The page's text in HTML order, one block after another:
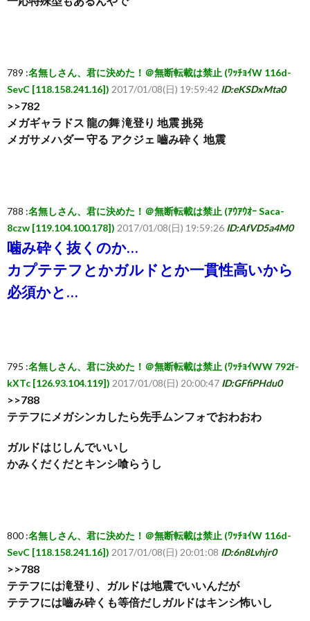
789 :名無しさん、君に決めた！＠無断転載は禁止 (ﾜｯﾁｮｲW 116d-
SevC [118.158.241.16]) 2017/01/08(日) 19:59:42 ID:eKSDxMta0
>>782
メガギャラドス 龍の舞 滝登り 地震 挑発
メガサメハダー 守る アクジェ 嚙み砕く 地震
788 :名無しさん、君に決めた！＠無断転載は禁止 (ｱｳｱｳｵｰ Saca-
8czw [119.104.100.178]) 2017/01/08(日) 19:59:26 ID:AfVD5a4M0
噛み砕く抜くのか…
カプテテフとかガルドとか一貫性高いから
必須かと…
795 :名無しさん、君に決めた！＠無断転載は禁止 (ﾜｯﾁｮｲWW 792f-
kXTc [126.93.104.119]) 2017/01/08(日) 20:00:47 ID:GFfiPHdu0
>>788
テテフにメガシンカしたら先手ムンフォでおわおわ
ガルドはじしんでいいし
かみくだくだとキンシ喰らうし
800 :名無しさん、君に決めた！＠無断転載は禁止 (ﾜｯﾁｮｲW 116d-
SevC [118.158.241.16]) 2017/01/08(日) 20:01:08 ID:6n8Lvhjr0
>>788
テテフには滝登り、ガルドは地震でいいんだが
テテフには嚙み砕くも等倍だしガルドはキンシ怖いし